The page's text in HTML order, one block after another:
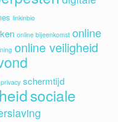
linkinbio
online bijeenkomst online
online veiligheid
privacy schermtijd
sociale